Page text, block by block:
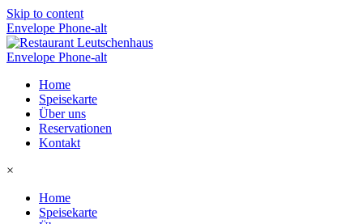
Skip to content
Envelope Phone-alt
Envelope Phone-alt
Home
Speisekarte
Über uns
Reservationen
Kontakt
×
Home
Speisekarte